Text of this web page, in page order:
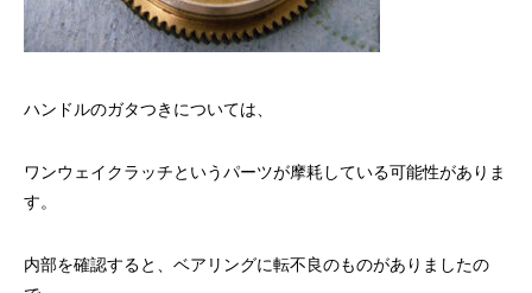
ム」
2023.03.21
（第22回）コラム
2023.02.06
ハンドルのガタつきについては、
ワンウェイクラッチというパーツが摩耗している可能性がありま
す。
内部を確認すると、ベアリングに転不良のものがありましたの